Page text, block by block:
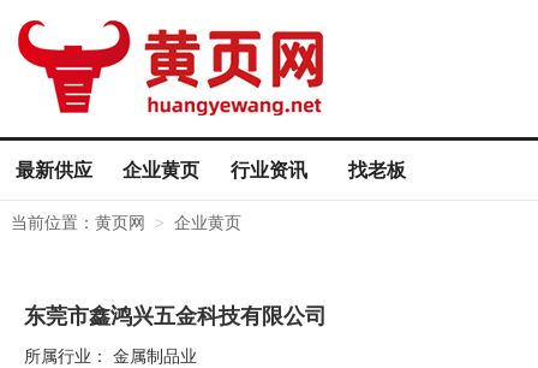
最新供应 企业黄页 行业资讯 找老板
当前位置： 黄页网 > 企业黄页
东莞市鑫鸿兴五金科技有限公司
所属行业： 金属制品业